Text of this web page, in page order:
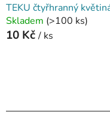
TEKU čtyřhranný
Skladem (>100 ks)
10 Kč / ks